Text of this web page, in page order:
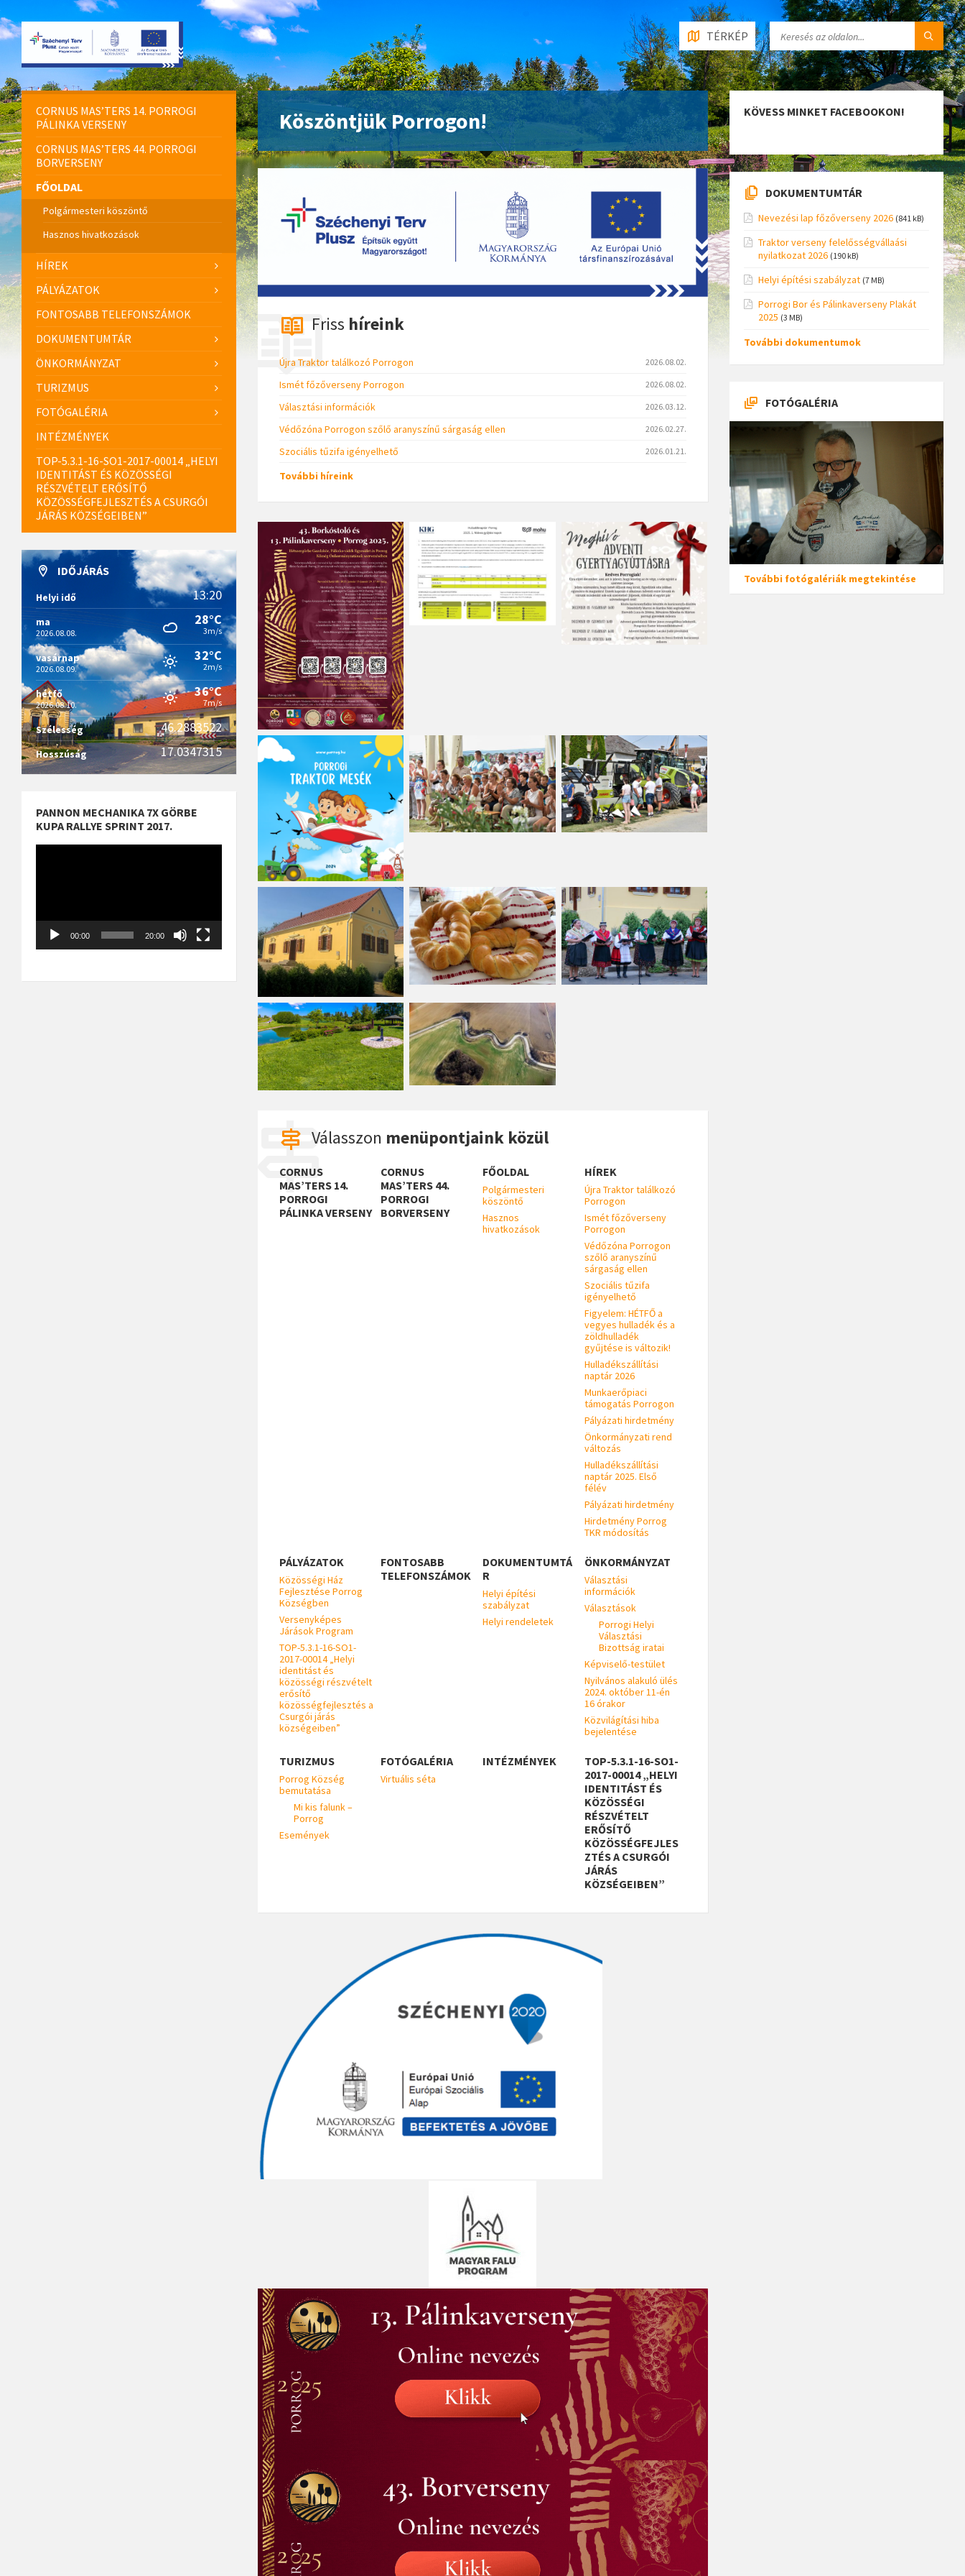
TÉRKÉP
Köszöntjük Porrogon!
Friss híreink
Újra Traktor találkozó Porrogon 2026.08.02.
Ismét főzőverseny Porrogon 2026.08.02.
Választási információk 2026.03.12.
Védőzóna Porrogon szőlő aranyszínű sárgaság ellen 2026.02.27.
Szociális tűzifa igényelhető 2026.01.21.
További híreink
Válasszon menüpontjaink közül
CORNUS
MAS’TERS 14.
PORROGI
PÁLINKA VERSENY
CORNUS
MAS’TERS 44.
PORROGI
BORVERSENY
FŐOLDAL
Polgármesteri
köszöntő
Hasznos
hivatkozások
HÍREK
Újra Traktor találkozó
Porrogon
Ismét főzőverseny
Porrogon
Védőzóna Porrogon
szőlő aranyszínű
sárgaság ellen
Szociális tűzifa
igényelhető
Figyelem: HÉTFŐ a
vegyes hulladék és a
zöldhulladék
gyűjtése is változik!
Hulladékszállítási
naptár 2026
Munkaerőpiaci
támogatás Porrogon
Pályázati hirdetmény
Önkormányzati rend
változás
Hulladékszállítási
naptár 2025. Első
félév
Pályázati hirdetmény
Hirdetmény Porrog
TKR módosítás
PÁLYÁZATOK
Közösségi Ház
Fejlesztése Porrog
Községben
Versenyképes
Járások Program
TOP-5.3.1-16-SO1-
2017-00014 „Helyi
identitást és
közösségi részvételt
erősítő
közösségfejlesztés a
Csurgói járás
községeiben”
FONTOSABB
TELEFONSZÁMOK
DOKUMENTUMTÁ
R
Helyi építési
szabályzat
Helyi rendeletek
ÖNKORMÁNYZAT
Választási
információk
Választások
Porrogi Helyi
Választási
Bizottság iratai
Képviselő-testület
Nyilvános alakuló ülés
2024. október 11-én
16 órakor
Közvilágítási hiba
bejelentése
TURIZMUS
Porrog Község
bemutatása
Mi kis falunk –
Porrog
Események
FOTÓGALÉRIA
Virtuális séta
INTÉZMÉNYEK
TOP-5.3.1-16-SO1-
2017-00014 „HELYI
IDENTITÁST ÉS
KÖZÖSSÉGI
RÉSZVÉTELT
ERŐSÍTŐ
KÖZÖSSÉGFEJLES
ZTÉS A CSURGÓI
JÁRÁS
KÖZSÉGEIBEN”
CORNUS MAS’TERS 14. PORROGI
PÁLINKA VERSENY
CORNUS MAS’TERS 44. PORROGI
BORVERSENY
FŐOLDAL
Polgármesteri köszöntő
Hasznos hivatkozások
HÍREK
PÁLYÁZATOK
FONTOSABB TELEFONSZÁMOK
DOKUMENTUMTÁR
ÖNKORMÁNYZAT
TURIZMUS
FOTÓGALÉRIA
INTÉZMÉNYEK
TOP-5.3.1-16-SO1-2017-00014 „HELYI
IDENTITÁST ÉS KÖZÖSSÉGI
RÉSZVÉTELT ERŐSÍTŐ
KÖZÖSSÉGFEJLESZTÉS A CSURGÓI
JÁRÁS KÖZSÉGEIBEN”
IDŐJÁRÁS
Helyi idő 13:20
ma
2026.08.08.
28°C
3m/s
vasárnap
2026.08.09.
32°C
2m/s
hétfő
2026.08.10.
36°C
7m/s
Szélesség 46.2883522
Hosszúság 17.0347315
PANNON MECHANIKA 7X GÖRBE
KUPA RALLYE SPRINT 2017.
Videólejátszó
00:00 20:00
KÖVESS MINKET FACEBOOKON!
DOKUMENTUMTÁR
Nevezési lap főzőverseny 2026 (841 kB)
Traktor verseny felelősségvállaási
nyilatkozat 2026 (190 kB)
Helyi építési szabályzat (7 MB)
Porrogi Bor és Pálinkaverseny Plakát
2025 (3 MB)
További dokumentumok
FOTÓGALÉRIA
További fotógalériák megtekintése